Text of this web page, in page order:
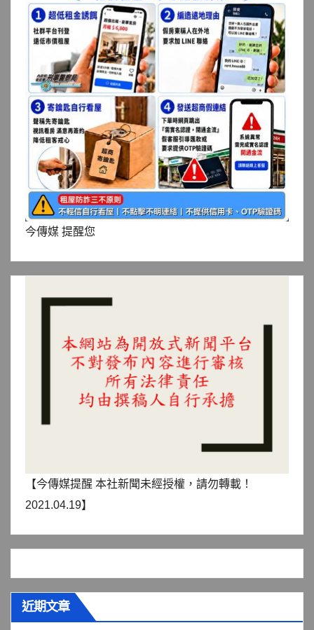
今傳媒 提醒您
【今傳媒提醒 本社新聞未經授權，請勿轉載！
2021.04.19】
近期文章